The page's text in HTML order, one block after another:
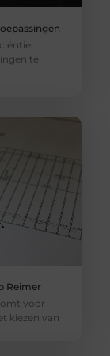
te
Reimer
voor
kiezen van